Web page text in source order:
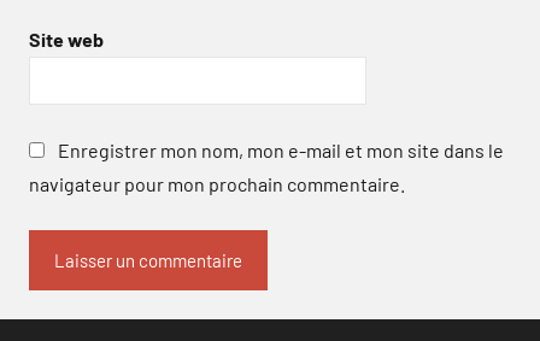
Site web
Enregistrer mon nom, mon e-mail et mon site dans le
navigateur pour mon prochain commentaire.